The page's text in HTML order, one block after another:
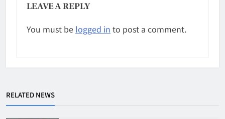
LEAVE A REPLY
You must be logged in to post a comment.
RELATED NEWS